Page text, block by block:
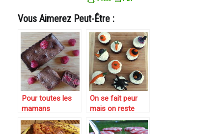
Vous Aimerez Peut-Être :
Pour toutes les
mamans
gourmandes du
monde : mini-
On se fait peur
mais on reste
gourmand :
cupcakes